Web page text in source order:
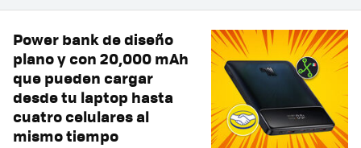
Power bank de diseño
plano y con 20,000 mAh
que pueden cargar
desde tu laptop hasta
cuatro celulares al
mismo tiempo